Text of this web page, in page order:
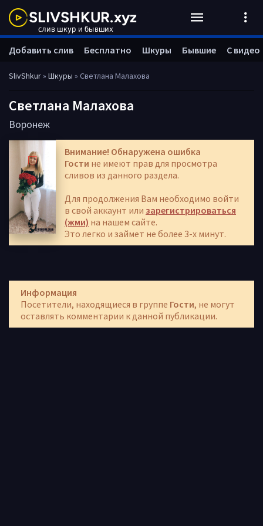
SlivShkur» Шкуры » Светлана Малахова
Светлана Малахова
Воронеж
Внимание! Обнаружена ошибка
Гости не имеют прав для просмотра
сливов из данного раздела.
Для продолжения Вам необходимо войти
в свой аккаунт или зарегистрироваться
(жми) на нашем сайте.
Это легко и займет не более 3-х минут.
Информация
Посетители, находящиеся в группе Гости, не могут
оставлять комментарии к данной публикации.
Добавить слив Бесплатно Шкуры Бывшие С видео